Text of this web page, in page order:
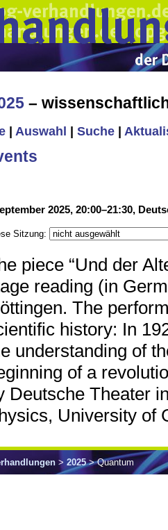
–
Auswahl Suche
2025, 20:00–21:30,
Sitzung:
piece “Und der
reading (in
The
history: In
understanding of
of a
Deutsche Theater
University of
> 2025> Quantum